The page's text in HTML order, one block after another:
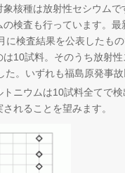
核種は放射性セシウムで
検査も行っています。
に検査結果を公表したも
10試料。そのうち放射
た。いずれも福島原発事
ニウムは10試料全てで
れることを望みます。